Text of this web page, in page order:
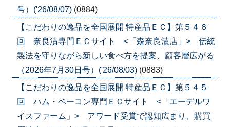
号）('26/08/07) (0884)
【こだわりの逸品を全国展開 特産品ＥＣ】第５４６
回 奈良漬専門ＥＣサイト <「森奈良漬店」> 伝統
製法を守りながら新しい食べ方を提案、顧客層広がる
（2026年7月30日号）('26/08/03) (0883)
【こだわりの逸品を全国展開 特産品ＥＣ】第５４５
回 ハム・ベーコン専門ＥＣサイト <「エーデルワ
イスファーム」> アワード受賞で認知広まり、購買